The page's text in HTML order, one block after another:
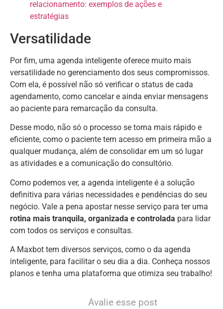
relacionamento: exemplos de ações e
estratégias
Versatilidade
Por fim, uma agenda inteligente oferece muito mais
versatilidade no gerenciamento dos seus compromissos.
Com ela, é possível não só verificar o status de cada
agendamento, como cancelar e ainda enviar mensagens
ao paciente para remarcação da consulta.
Desse modo, não só o processo se torna mais rápido e
eficiente, como o paciente tem acesso em primeira mão a
qualquer mudança, além de consolidar em um só lugar
as atividades e a comunicação do consultório.
Como podemos ver, a agenda inteligente é a solução
definitiva para várias necessidades e pendências do seu
negócio. Vale a pena apostar nesse serviço para ter uma
rotina mais tranquila, organizada e controlada para lidar
com todos os serviços e consultas.
A Maxbot tem diversos serviços, como o da agenda
inteligente, para facilitar o seu dia a dia. Conheça nossos
planos e tenha uma plataforma que otimiza seu trabalho!
Avalie esse post